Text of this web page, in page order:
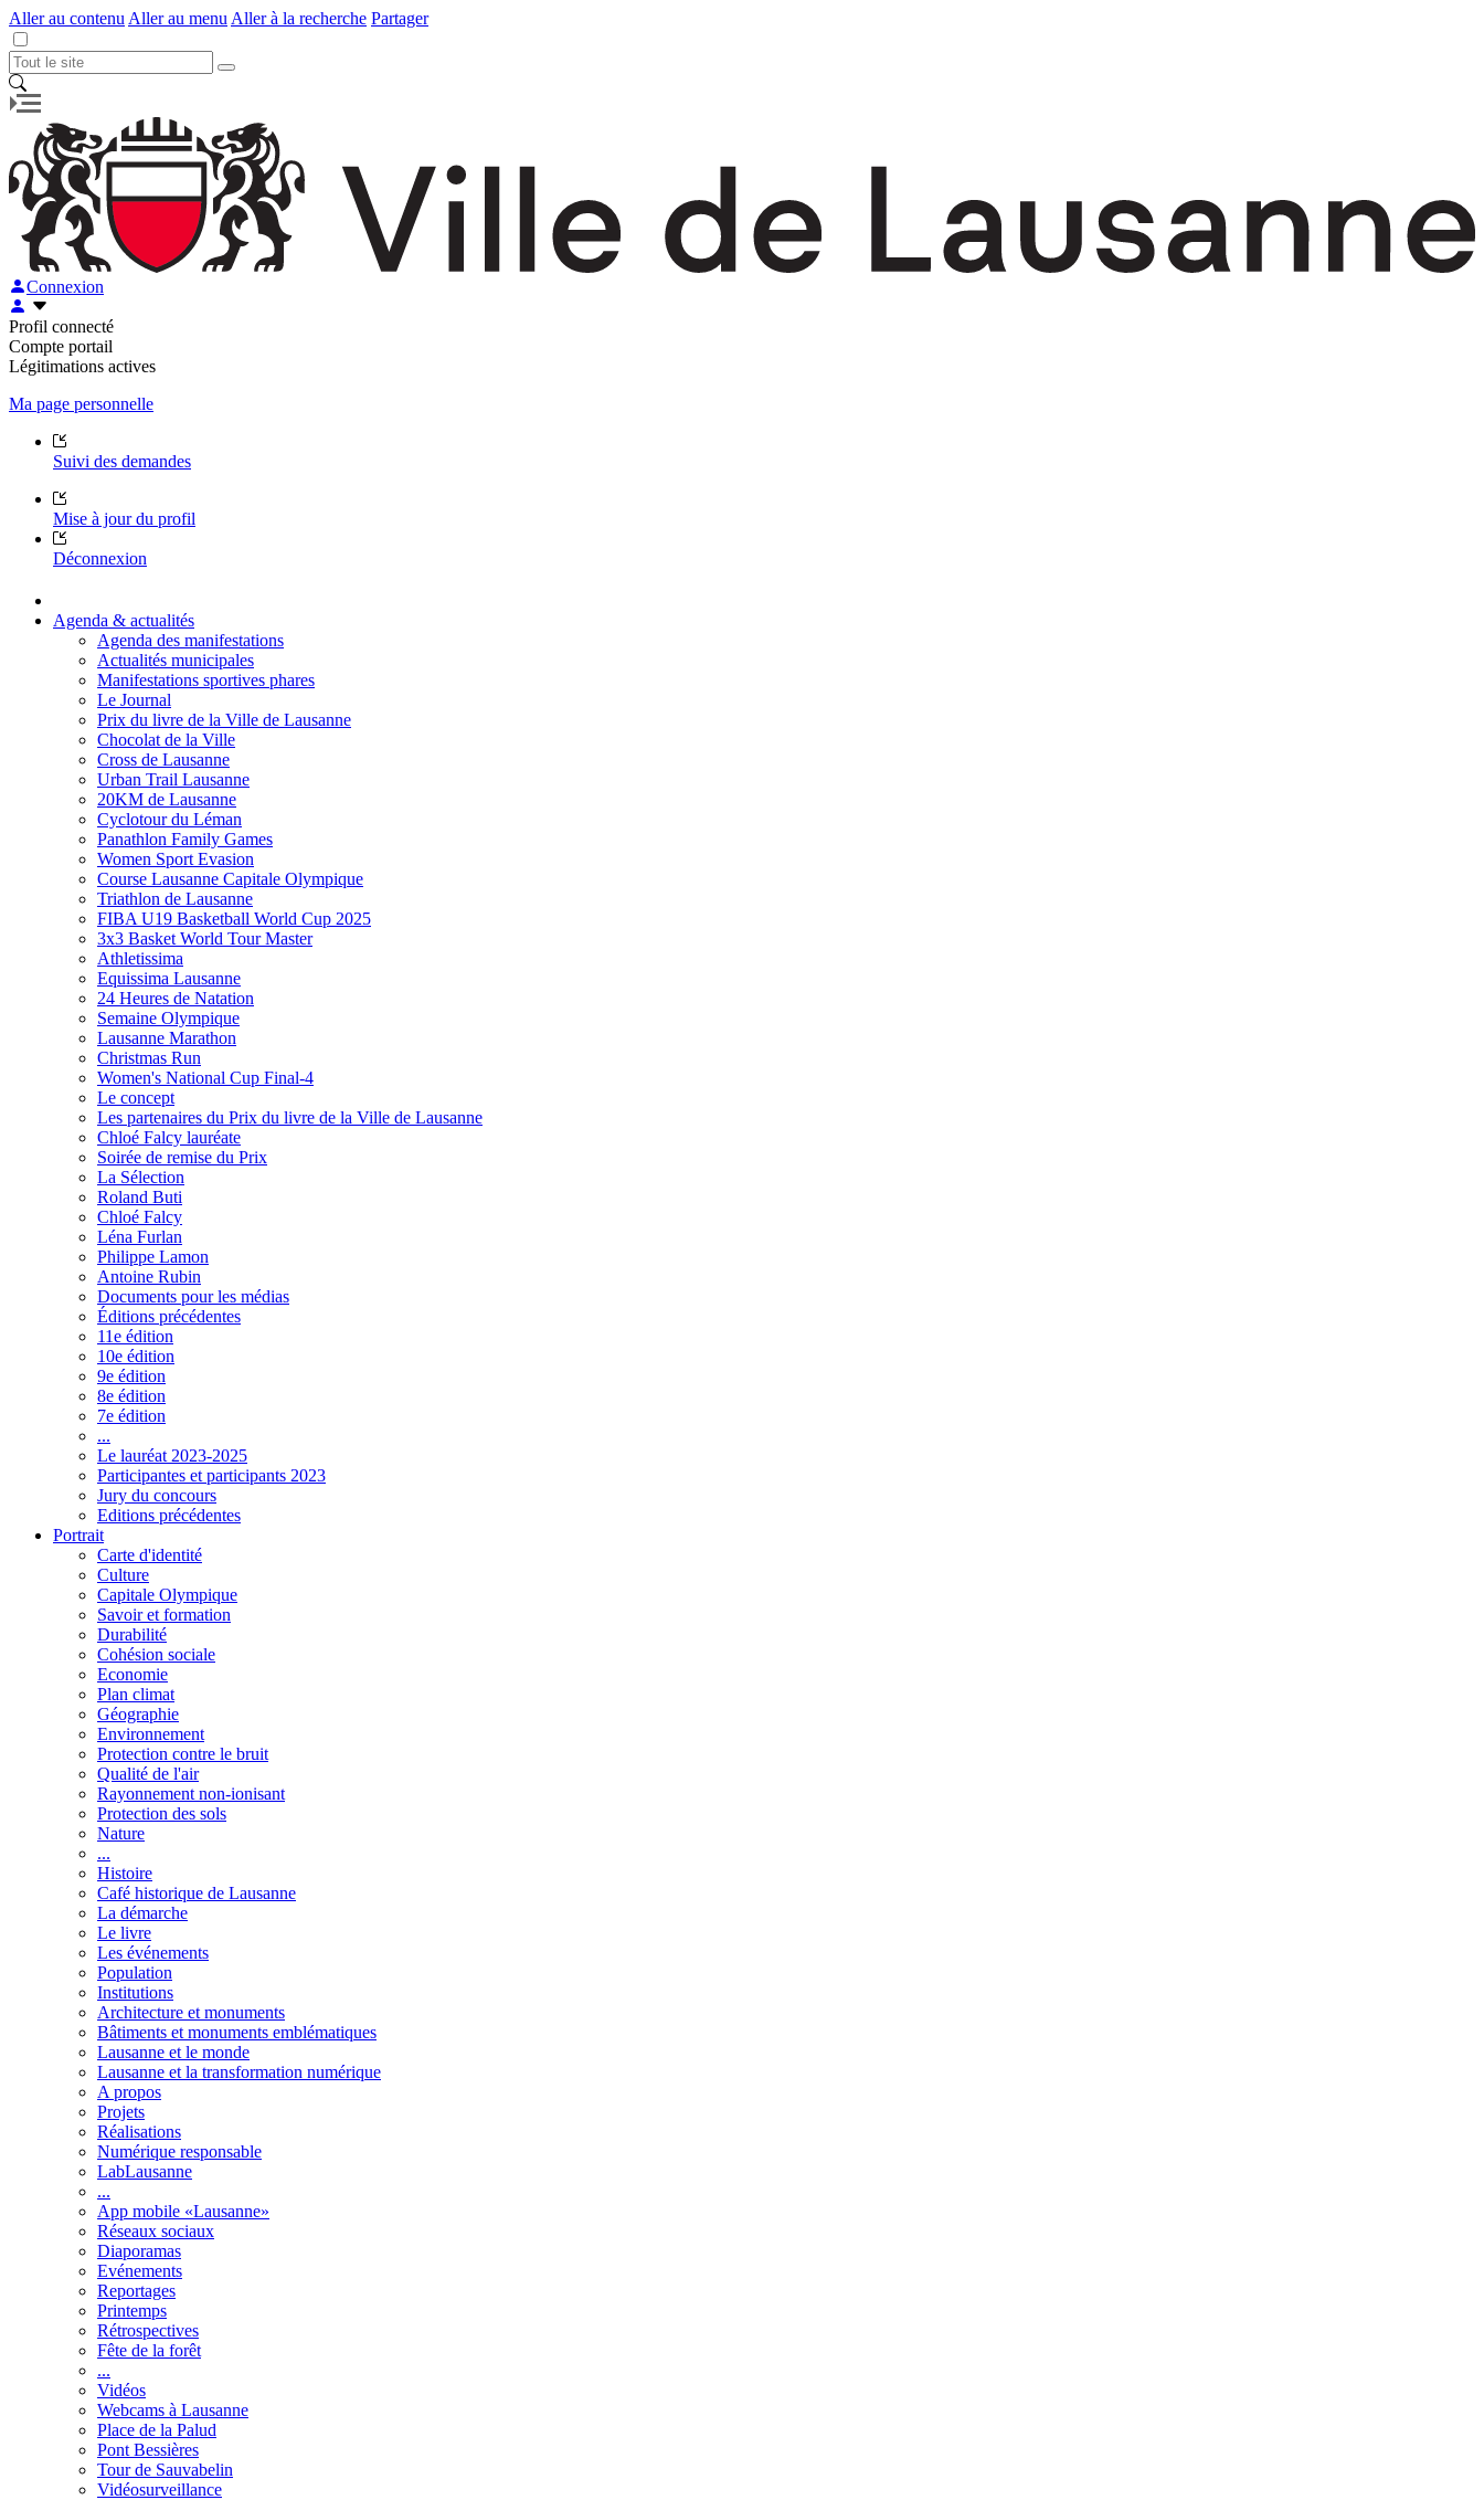
Aller au contenu Aller au menu Aller à la recherche Partager
Connexion
Profil connecté
Compte portail
Légitimations actives
Ma page personnelle
Suivi des demandes
Mise à jour du profil
Déconnexion
Agenda & actualités
Agenda des manifestations
Actualités municipales
Manifestations sportives phares
Le Journal
Prix du livre de la Ville de Lausanne
Chocolat de la Ville
Cross de Lausanne
Urban Trail Lausanne
20KM de Lausanne
Cyclotour du Léman
Panathlon Family Games
Women Sport Evasion
Course Lausanne Capitale Olympique
Triathlon de Lausanne
FIBA U19 Basketball World Cup 2025
3x3 Basket World Tour Master
Athletissima
Equissima Lausanne
24 Heures de Natation
Semaine Olympique
Lausanne Marathon
Christmas Run
Women's National Cup Final-4
Le concept
Les partenaires du Prix du livre de la Ville de Lausanne
Chloé Falcy lauréate
Soirée de remise du Prix
La Sélection
Roland Buti
Chloé Falcy
Léna Furlan
Philippe Lamon
Antoine Rubin
Documents pour les médias
Éditions précédentes
11e édition
10e édition
9e édition
8e édition
7e édition
...
Le lauréat 2023-2025
Participantes et participants 2023
Jury du concours
Editions précédentes
Portrait
Carte d'identité
Culture
Capitale Olympique
Savoir et formation
Durabilité
Cohésion sociale
Economie
Plan climat
Géographie
Environnement
Protection contre le bruit
Qualité de l'air
Rayonnement non-ionisant
Protection des sols
Nature
...
Histoire
Café historique de Lausanne
La démarche
Le livre
Les événements
Population
Institutions
Architecture et monuments
Bâtiments et monuments emblématiques
Lausanne et le monde
Lausanne et la transformation numérique
A propos
Projets
Réalisations
Numérique responsable
LabLausanne
...
App mobile «Lausanne»
Réseaux sociaux
Diaporamas
Evénements
Reportages
Printemps
Rétrospectives
Fête de la forêt
...
Vidéos
Webcams à Lausanne
Place de la Palud
Pont Bessières
Tour de Sauvabelin
Vidéosurveillance